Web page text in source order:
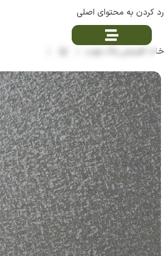
رد کردن به محتوای اصلی
خانه فینیش پاک چوب